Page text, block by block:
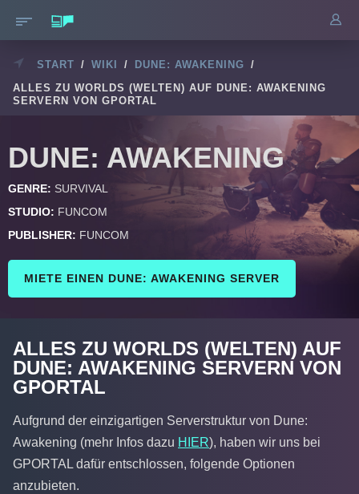
START / WIKI / DUNE: AWAKENING /
ALLES ZU WORLDS (WELTEN) AUF DUNE: AWAKENING
SERVERN VON GPORTAL
DUNE: AWAKENING
GENRE: SURVIVAL
STUDIO: FUNCOM
PUBLISHER: FUNCOM
MIETE EINEN DUNE: AWAKENING SERVER
ALLES ZU WORLDS (WELTEN) AUF
DUNE: AWAKENING SERVERN VON
GPORTAL
Aufgrund der einzigartigen Serverstruktur von Dune:
Awakening (mehr Infos dazu HIER), haben wir uns bei
GPORTAL dafür entschlossen, folgende Optionen
anzubieten.